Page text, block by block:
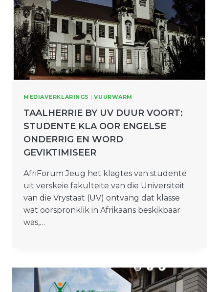
MEDIAVERKLARINGS |VUURWARM
TAALHERRIE BY UV DUUR VOORT:
STUDENTE KLA OOR ENGELSE
ONDERRIG EN WORD
GEVIKTIMISEER
AfriForum Jeug het klagtes van studente
uit verskeie fakulteite van die Universiteit
van die Vrystaat (UV) ontvang dat klasse
wat oorspronklik in Afrikaans beskikbaar
was,…